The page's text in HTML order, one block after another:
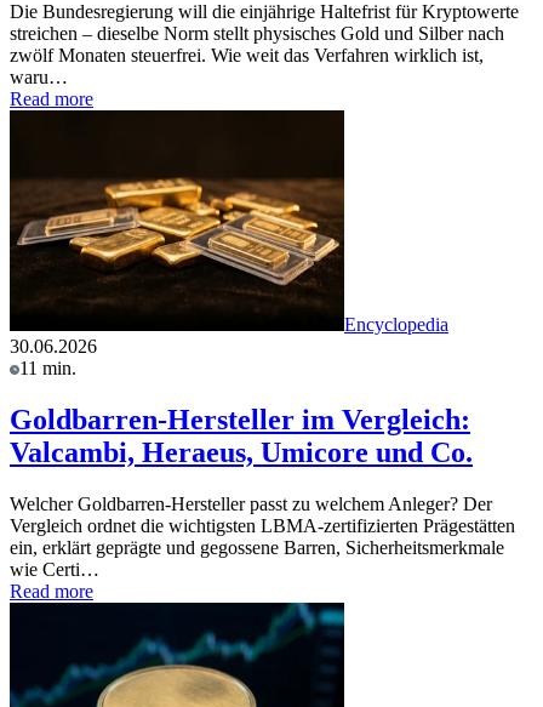
Die Bundesregierung will die einjährige Haltefrist für Kryptowerte
streichen – dieselbe Norm stellt physisches Gold und Silber nach
zwölf Monaten steuerfrei. Wie weit das Verfahren wirklich ist,
waru…
Read more
Encyclopedia
30.06.2026
11 min.
Goldbarren-Hersteller im Vergleich:
Valcambi, Heraeus, Umicore und Co.
Welcher Goldbarren-Hersteller passt zu welchem Anleger? Der
Vergleich ordnet die wichtigsten LBMA-zertifizierten Prägestätten
ein, erklärt geprägte und gegossene Barren, Sicherheitsmerkmale
wie Certi…
Read more